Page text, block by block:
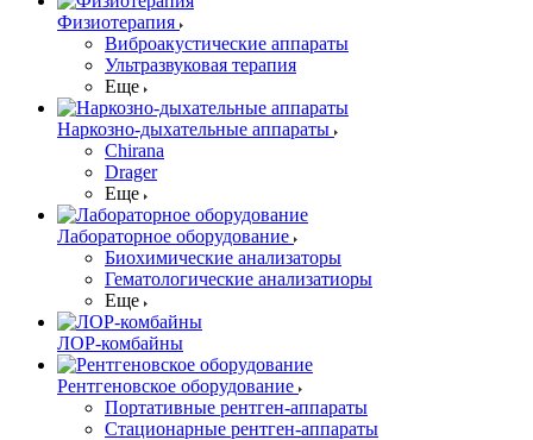
Физиотерапия
Виброакустические аппараты
Ультразвуковая терапия
Еще
Наркозно-дыхательные аппараты
Chirana
Drager
Еще
Лабораторное оборудование
Биохимические анализаторы
Гематологические анализатиоры
Еще
ЛОР-комбайны
Рентгеновское оборудование
Портативные рентген-аппараты
Стационарные рентген-аппараты